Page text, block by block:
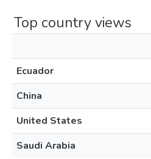
Top country views
Ecuador
China
United States
Saudi Arabia